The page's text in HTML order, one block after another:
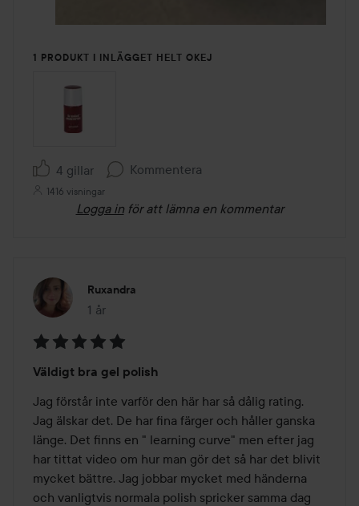
1 PRODUKT I INLÄGGET HELT OKEJ
4 gillar Kommentera
1416 visningar
Logga in för att lämna en kommentar
Ruxandra
1 år
Inlägget skapades 1 år
5
av
5
Väldigt bra gel polish
Jag förstår inte varför den här har så dålig rating.
Jag älskar det. De har fina färger och håller ganska
länge. Det finns en " learning curve" men efter jag
har tittat video om hur man gör det så har det blivit
mycket bättre. Jag jobbar mycket med händerna
och vanligtvis normala polish spricker samma dag